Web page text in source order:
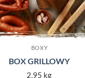
BOXY
BOX GRILLOWY
2,95 kg